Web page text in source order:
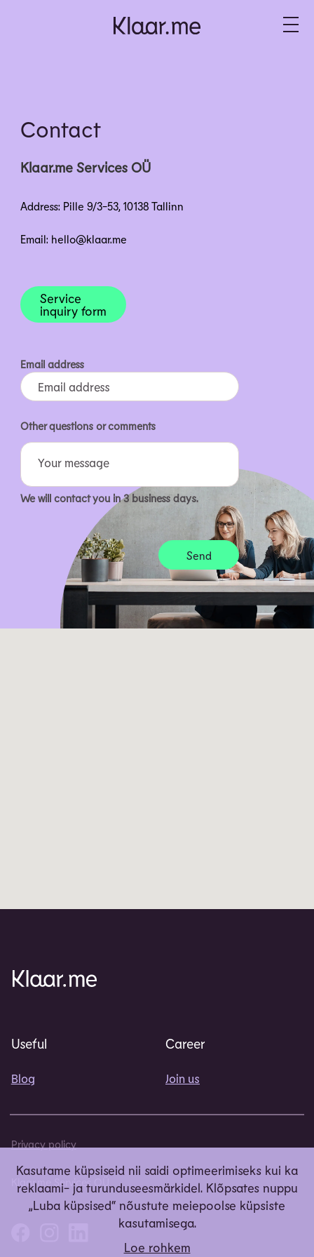
Contact
Klaar.me Services OÜ
Address: Pille 9/3-53, 10138 Tallinn
Email: hello@klaar.me
Service
inquiry form
Email address
Other questions or comments
We will contact you in 3 business days.
Useful
Blog
Career
Join us
Privacy policy
Klaar.me Services OÜ
Kasutame küpsiseid nii saidi optimeerimiseks kui ka
reklaami- ja turunduseesmärkidel. Klõpsates nuppu
„Luba küpsised“ nõustute meiepoolse küpsiste
kasutamisega.
Loe rohkem